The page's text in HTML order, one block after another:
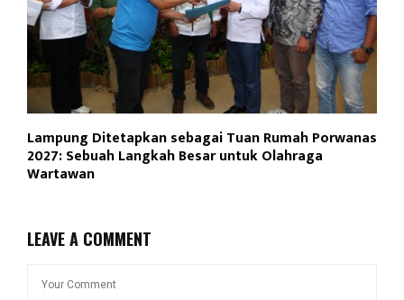
Lampung Ditetapkan sebagai Tuan Rumah Porwanas
2027: Sebuah Langkah Besar untuk Olahraga
Wartawan
LEAVE A COMMENT